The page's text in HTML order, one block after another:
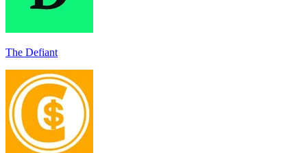
The Defiant